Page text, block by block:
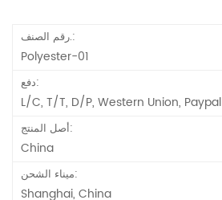
رقم الصنف.:
Polyester-01
دفع:
L/C, T/T, D/P, Western Union, Paypal
أصل المنتج:
China
ميناء الشحن:
Shanghai, China